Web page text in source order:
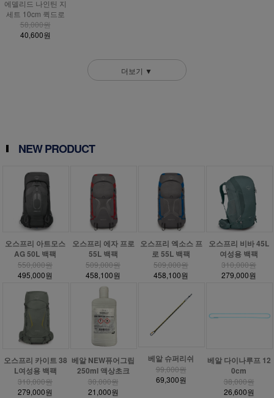
에델리드 나인틴 지
세트 10cm 퀵드로
58,000원
40,600원
더보기 ▼
NEW PRODUCT
오스프리 아트모스
AG 50L 백팩
550,000원
495,000원
오스프리 에자 프로
55L 백팩
509,000원
458,100원
오스프리 엑소스 프
로 55L 백팩
509,000원
458,100원
오스프리 비바 45L
여성용 백팩
310,000원
279,000원
오스프리 카이트 38
L여성용 백팩
310,000원
279,000원
베알 NEW퓨어그립
250ml 액상초크
30,000원
21,000원
베알 슈퍼리쉬
99,000원
69,300원
베알 다이나루프 12
0cm
38,000원
26,600원